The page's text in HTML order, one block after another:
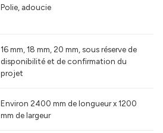
Polie, adoucie
16 mm, 18 mm, 20 mm, sous réserve de
disponibilité et de confirmation du
projet
Environ 2400 mm de longueur x 1200
mm de largeur